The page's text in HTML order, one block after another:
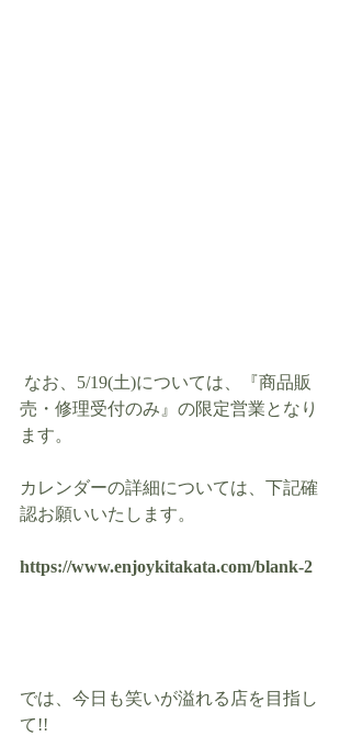
売・修理受付のみ』の限定営業となり
ます。
カレンダーの詳細については、下記確
認お願いいたします。
https://www.enjoykitakata.com/blank-2
では、今日も笑いが溢れる店を目指し
て!!